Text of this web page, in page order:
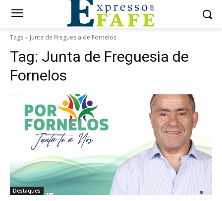
Tags Junta de Freguesia de Fornelos
Tag: Junta de Freguesia de
Fornelos
Destaques